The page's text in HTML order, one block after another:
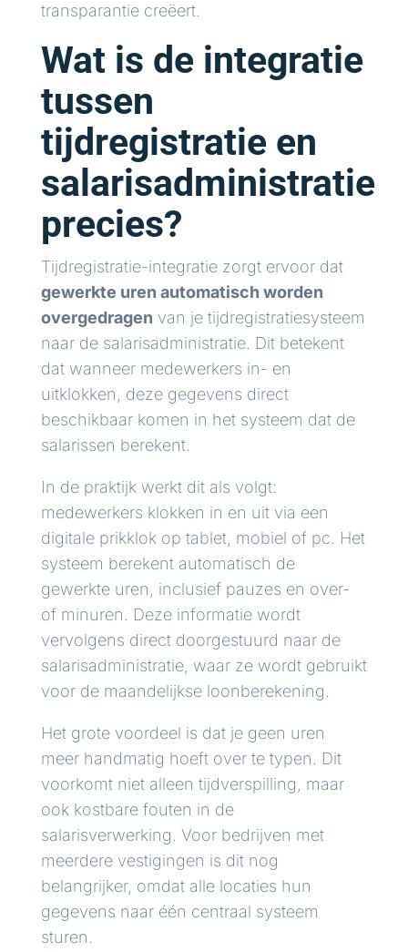
transparantie creëert.
Wat is de integratie
tussen
tijdregistratie en
salarisadministratie
precies?
Tijdregistratie-integratie zorgt ervoor dat
gewerkte uren automatisch worden
overgedragen van je tijdregistratiesysteem
naar de salarisadministratie. Dit betekent
dat wanneer medewerkers in- en
uitklokken, deze gegevens direct
beschikbaar komen in het systeem dat de
salarissen berekent.
In de praktijk werkt dit als volgt:
medewerkers klokken in en uit via een
digitale prikklok op tablet, mobiel of pc. Het
systeem berekent automatisch de
gewerkte uren, inclusief pauzes en over-
of minuren. Deze informatie wordt
vervolgens direct doorgestuurd naar de
salarisadministratie, waar ze wordt gebruikt
voor de maandelijkse loonberekening.
Het grote voordeel is dat je geen uren
meer handmatig hoeft over te typen. Dit
voorkomt niet alleen tijdverspilling, maar
ook kostbare fouten in de
salarisverwerking. Voor bedrijven met
meerdere vestigingen is dit nog
belangrijker, omdat alle locaties hun
gegevens naar één centraal systeem
sturen.